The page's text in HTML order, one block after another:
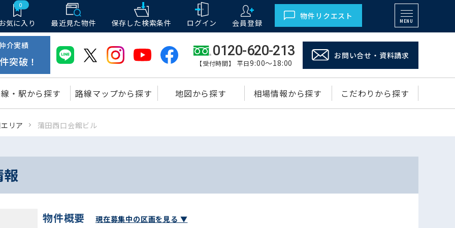
0
気に入り 最近見た物件 保存した検索条件 ログイン 会員登録
物件リクエスト
MENU
介実績
件突破！
0120-620-213
【受付時間】 平日9:00～18:00
お問い合せ・資料請求
・駅から探す 路線マップから探す 地図から探す 相場情報から探す こだわりから探す
リア 蒲田西口会館ビル
物件概要 現在募集中の区画を見る ▼